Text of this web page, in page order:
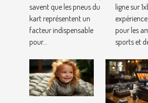
de la
pression des
pneus de
Kart ?
savent que les pneus du
kart représentent un
facteur indispensable
pour...
ligne sur
pour les
sports et